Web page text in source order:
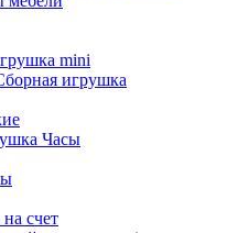
mini
игрушка
Часы
счет